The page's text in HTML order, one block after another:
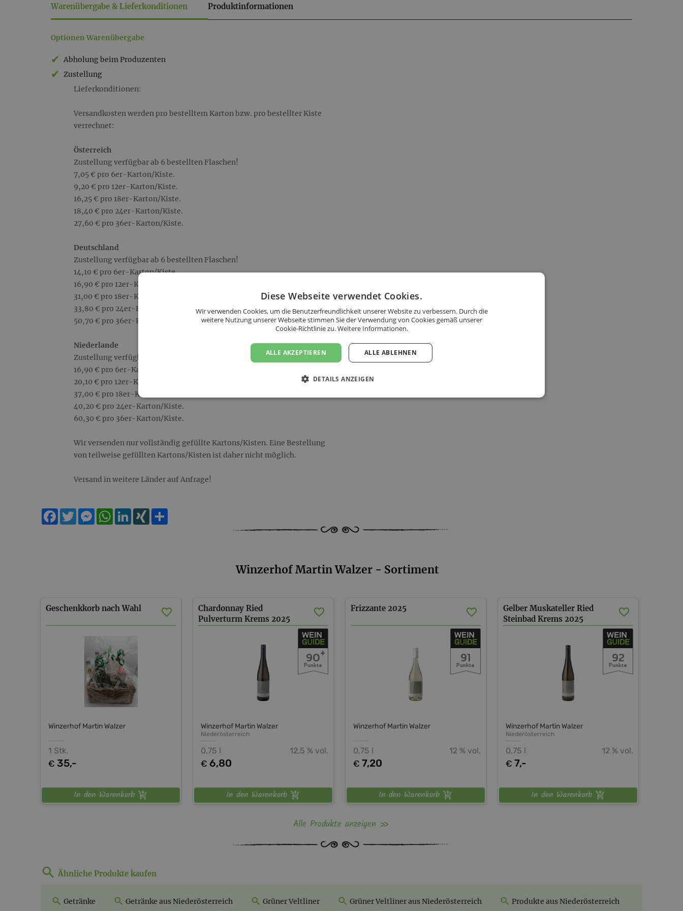
Warenübergabe & Lieferkonditionen Produktinformationen
Warenübergabe
&
Lieferkonditionen
Optionen Warenübergabe
Abholung beim Produzenten
Zustellung
Lieferkonditionen:
Versandkosten werden pro bestelltem Karton bzw. pro bestellter Kiste
verrechnet:
Österreich
Zustellung verfügbar ab 6 bestellten Flaschen!
7,05 € pro 6er-Karton/Kiste.
9,20 € pro 12er-Karton/Kiste.
16,25 € pro 18er-Karton/Kiste.
18,40 € pro 24er-Karton/Kiste.
27,60 € pro 36er-Karton/Kiste.
Deutschland
Zustellung verfügbar ab 6 bestellten Flaschen!
14,10 € pro 6er-Karton/Kiste.
16,90 € pro 12er-Karton/Kiste.
31,00 € pro 18er-Karton/Kiste.
33,80 € pro 24er-Karton/Kiste.
50,70 € pro 36er-Karton/Kiste.
Niederlande
Zustellung verfügbar ab 6 bestellten Flaschen!
16,90 € pro 6er-Karton/Kiste.
20,10 € pro 12er-Karton/Kiste.
37,00 € pro 18er-Karton/Kiste.
40,20 € pro 24er-Karton/Kiste.
60,30 € pro 36er-Karton/Kiste.
Wir versenden nur vollständig gefüllte Kartons/Kisten. Eine Bestellung
von teilweise gefüllten Kartons/Kisten ist daher nicht möglich.
Versand in weitere Länder auf Anfrage!
Facebook
TwitterMessengerWhatsApp
LinkedInXING
Winzerhof Martin Walzer - Sortiment
Geschenkkorb nach Wahl
Winzerhof Martin Walzer
1 Stk.
€ 35,-
In den Warenkorb
Chardonnay Ried
Pulverturm Krems 2025
Winzerhof Martin Walzer
Niederösterreich
12,5 % vol.
0,75 l
€ 6,80
90+
Punkte
In den Warenkorb
Frizzante 2025
Winzerhof Martin Walzer
12 % vol.
0,75 l
€ 7,20
91
Punkte
In den Warenkorb
Gelber Muskateller Ried
Steinbad Krems 2025
Winzerhof Martin Walzer
Niederösterreich
12 % vol.
0,75 l
€ 7,-
92
Punkte
In den Warenkorb
Alle Produkte anzeigen
Ähnliche Produkte kaufen
Getränke Getränke aus Niederösterreich Grüner Veltliner Grüner Veltliner aus Niederösterreich Produkte aus Niederösterreich
Diese Webseite verwendet Cookies.
Wir verwenden Cookies, um die Benutzerfreundlichkeit unserer Website zu verbessern. Durch die
weitere Nutzung unserer Webseite stimmen Sie der Verwendung von Cookies gemäß unserer
Cookie-Richtlinie zu.Weitere Informationen.
ALLE AKZEPTIEREN ALLE ABLEHNEN
DETAILS ANZEIGEN